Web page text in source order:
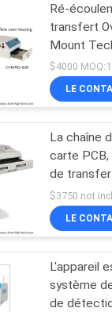
ré-
de
de
Ré-
transfert
Mount
SMT
$4000
LE
La chaîne
carte
de
production
de bâti
LE
L'appareil
système
de